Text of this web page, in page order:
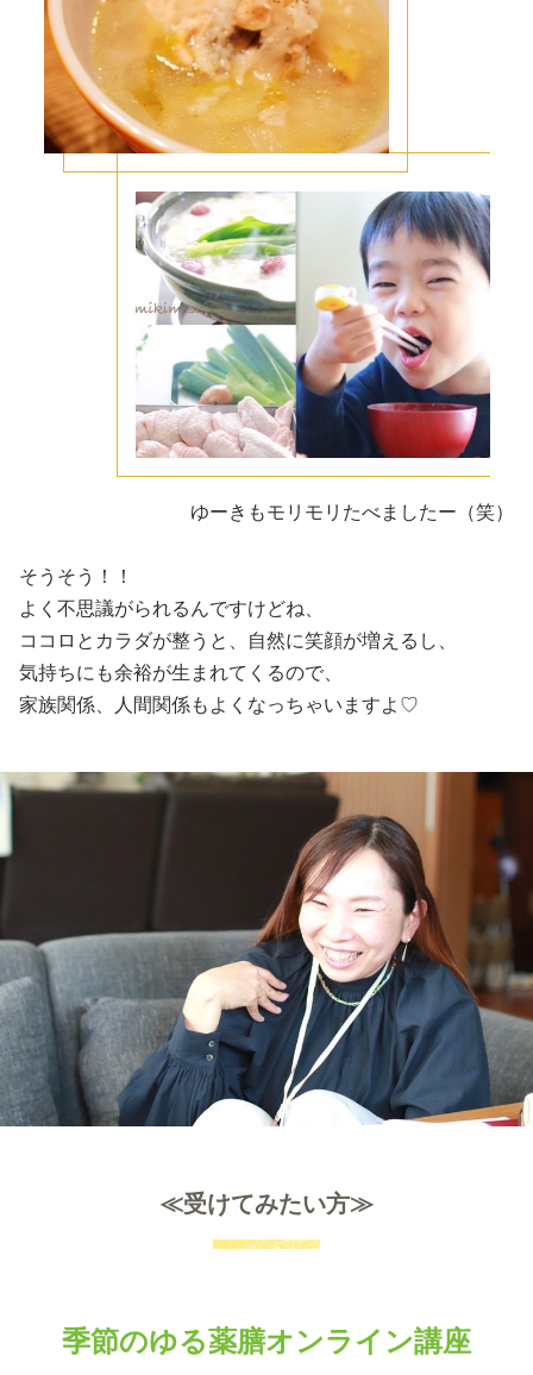
ゆーきもモリモリたべましたー（笑）
そうそう！！
よく不思議がられるんですけどね、
ココロとカラダが整うと、自然に笑顔が増えるし、
気持ちにも余裕が生まれてくるので、
家族関係、人間関係もよくなっちゃいますよ♡
≪受けてみたい方≫
季節のゆる薬膳オンライン講座